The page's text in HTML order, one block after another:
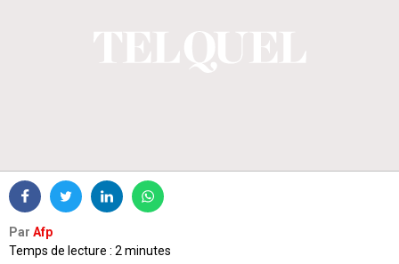
Par Afp
Temps de lecture : 2 minutes